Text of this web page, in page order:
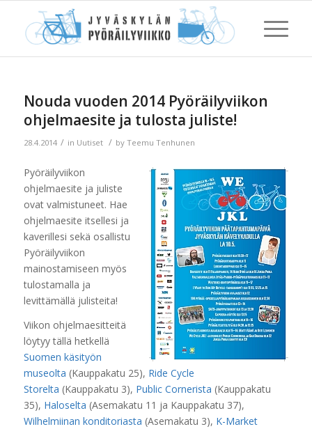
Nouda vuoden 2014 Pyöräilyviikon
ohjelmaesite ja tulosta juliste!
28.4.2014 / in Uutiset / by Teemu Tenhunen
Pyöräilyviikon
ohjelmaesite ja juliste
ovat valmistuneet. Hae
ohjelmaesite itsellesi ja
kaverillesi sekä osallistu
Pyöräilyviikon
mainostamiseen myös
tulostamalla ja
levittämällä julisteita!
Viikon ohjelmaesitteitä
löytyy tällä hetkellä
Suomen käsityön
museolta (Kauppakatu 25), Ride Cycle
Storelta (Kauppakatu 3), Public Cornerista (Kauppakatu
35), Haloselta (Asemakatu 11 ja Kauppakatu 37),
Wilhelmiinan konditoriasta (Asemakatu 3), K-Market